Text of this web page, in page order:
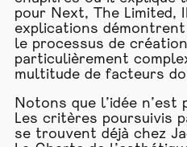
pour Next, The Limited,
explications
le processus de
particulièrement
multitude de facteurs
Notons que l’idée
Les critères poursuivis
se trouvent déjà chez